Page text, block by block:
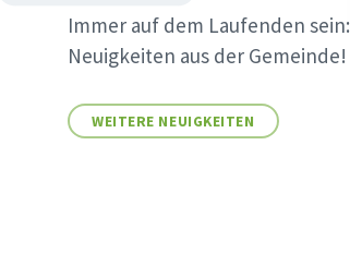
Immer auf dem Laufenden sein:
Neuigkeiten aus der Gemeinde!
WEITERE NEUIGKEITEN
Zweite bundesweite
Mobilfunk-Messwoche
2026 – Deutschland
24. Juni 2026 inALLGEMEIN